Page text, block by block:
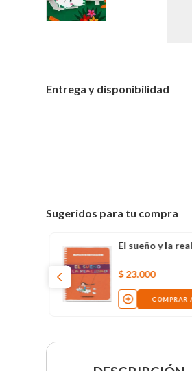
Entrega y disponibilidad
Sugeridos para tu compra
El sueño y la
$ 23.000
COMPRAR